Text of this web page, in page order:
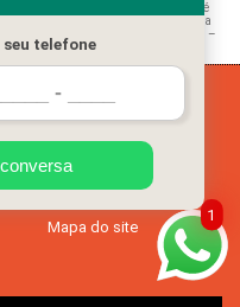
Infantil Preços Vila Dalila
" é
citando nossos links, é proibida
autoral – artigo 184 do Código Penal –
Empresa
Missão
Mapa do site
1
seu telefone